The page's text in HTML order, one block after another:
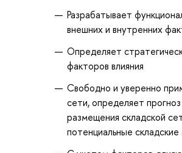
Разрабатывает
внешних и внутренних
Определяет
факторов влияния
Свободно и уверенно
сети, определяет
размещения складской
потенциальные